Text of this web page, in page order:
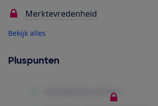
Merktevredenheid
Bekijk alles
Pluspunten